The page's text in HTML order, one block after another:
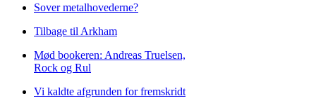
Sover metalhovederne?
Tilbage til Arkham
Mød bookeren: Andreas Truelsen,
Rock og Rul
Vi kaldte afgrunden for fremskridt